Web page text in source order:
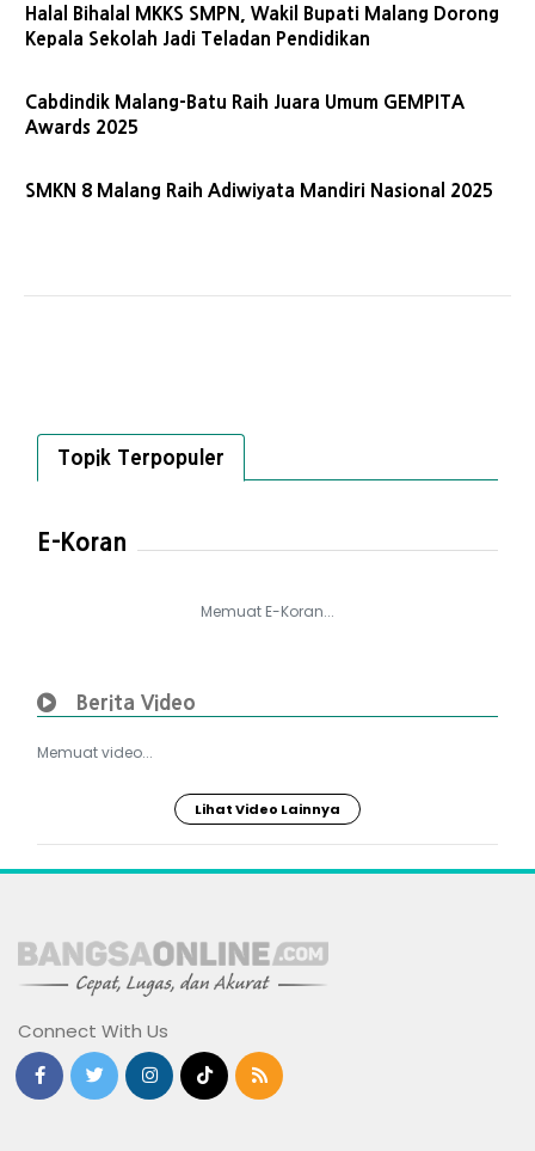
Halal Bihalal MKKS SMPN, Wakil Bupati Malang Dorong
Kepala Sekolah Jadi Teladan Pendidikan
Cabdindik Malang-Batu Raih Juara Umum GEMPITA
Awards 2025
SMKN 8 Malang Raih Adiwiyata Mandiri Nasional 2025
Topik Terpopuler
E-Koran
Memuat E-Koran...
Berita Video
Memuat video...
Lihat Video Lainnya
Connect With Us